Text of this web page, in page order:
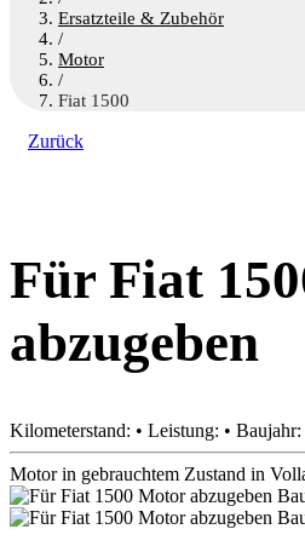
Ersatzteile & Zubehör
/
Motor
/
Fiat 1500
Zurück
Für Fiat
abzugeben
Kilometerstand: • Leistung: • Baujahr:
Motor in gebrauchtem Zustand in